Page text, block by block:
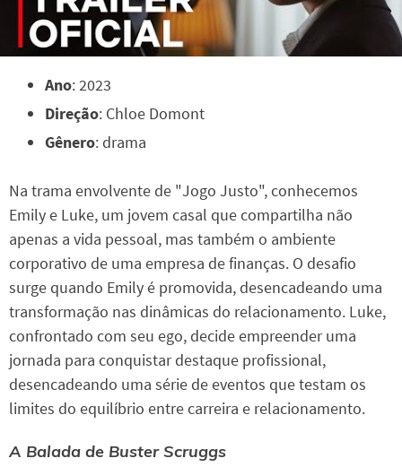
Ano: 2023
Direção: Chloe Domont
Gênero: drama
Na trama envolvente de "Jogo Justo", conhecemos
Emily e Luke, um jovem casal que compartilha não
apenas a vida pessoal, mas também o ambiente
corporativo de uma empresa de finanças. O desafio
surge quando Emily é promovida, desencadeando uma
transformação nas dinâmicas do relacionamento. Luke,
confrontado com seu ego, decide empreender uma
jornada para conquistar destaque profissional,
desencadeando uma série de eventos que testam os
limites do equilíbrio entre carreira e relacionamento.
A Balada de Buster Scruggs